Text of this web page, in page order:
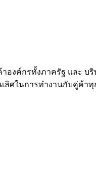
าองค์กรทั้งภาครัฐ และ
ศในการทำงานกับคู่ค้า